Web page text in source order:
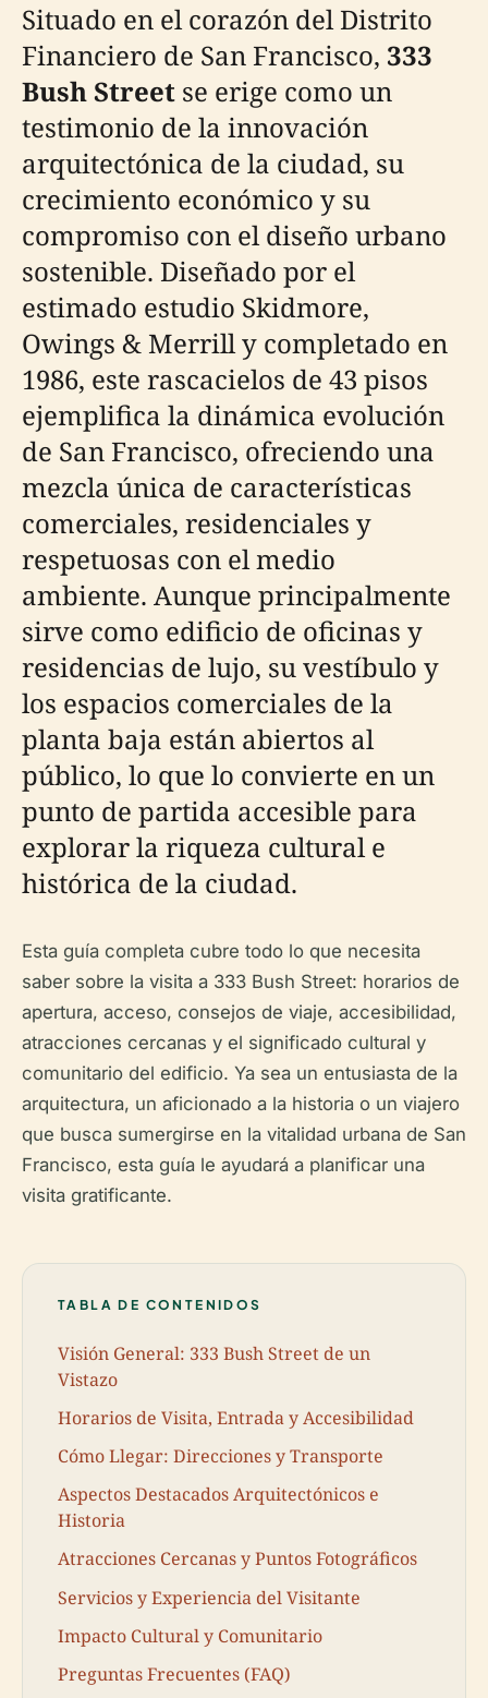
Situado en el corazón del Distrito
Financiero de San Francisco, 333
Bush Street se erige como un
testimonio de la innovación
arquitectónica de la ciudad, su
crecimiento económico y su
compromiso con el diseño urbano
sostenible. Diseñado por el
estimado estudio Skidmore,
Owings & Merrill y completado en
1986, este rascacielos de 43 pisos
ejemplifica la dinámica evolución
de San Francisco, ofreciendo una
mezcla única de características
comerciales, residenciales y
respetuosas con el medio
ambiente. Aunque principalmente
sirve como edificio de oficinas y
residencias de lujo, su vestíbulo y
los espacios comerciales de la
planta baja están abiertos al
público, lo que lo convierte en un
punto de partida accesible para
explorar la riqueza cultural e
histórica de la ciudad.
Esta guía completa cubre todo lo que necesita
saber sobre la visita a 333 Bush Street: horarios de
apertura, acceso, consejos de viaje, accesibilidad,
atracciones cercanas y el significado cultural y
comunitario del edificio. Ya sea un entusiasta de la
arquitectura, un aficionado a la historia o un viajero
que busca sumergirse en la vitalidad urbana de San
Francisco, esta guía le ayudará a planificar una
visita gratificante.
TABLA DE CONTENIDOS
Visión General: 333 Bush Street de un
Vistazo
Horarios de Visita, Entrada y Accesibilidad
Cómo Llegar: Direcciones y Transporte
Aspectos Destacados Arquitectónicos e
Historia
Atracciones Cercanas y Puntos Fotográficos
Servicios y Experiencia del Visitante
Impacto Cultural y Comunitario
Preguntas Frecuentes (FAQ)